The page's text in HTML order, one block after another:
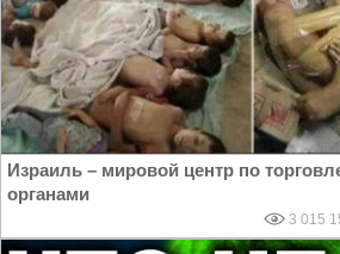
Израиль – мировой центр по
органами
3 015